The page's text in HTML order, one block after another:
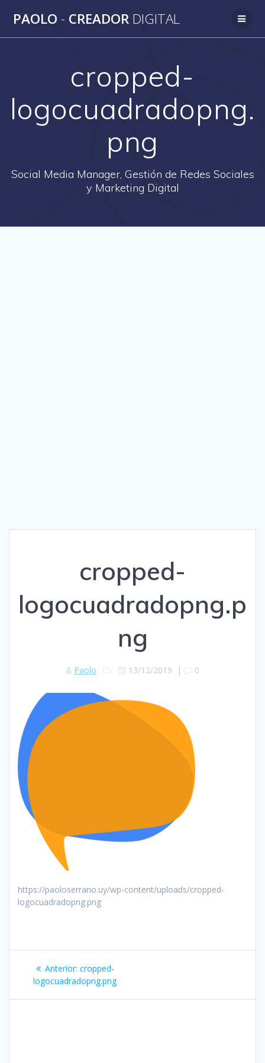
al
PAOLO - CREADOR DIGITAL
cropped-
logocuadradopng.
png
Social Media Manager, Gestión de Redes Sociales
y Marketing Digital
cropped-
logocuadradopng.p
ng
Paolo 13/12/2019 | 0
https://paoloserrano.uy/wp-content/uploads/cropped-
logocuadradopng.png
Navegación
de
Anterior: Entrada
anterior:
cropped-
logocuadradopng.png